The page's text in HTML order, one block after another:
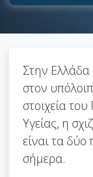
Στην Ελλάδα
στον
στοιχεία
Υγείας, η
είναι τα
σήμερα.